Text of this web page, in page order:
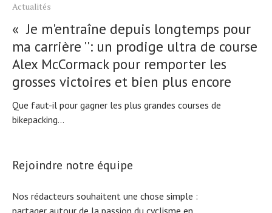
Actualités
« Je m'entraîne depuis longtemps pour
ma carrière '': un prodige ultra de course
Alex McCormack pour remporter les
grosses victoires et bien plus encore
Que faut-il pour gagner les plus grandes courses de
bikepacking...
Rejoindre notre équipe
Nos rédacteurs souhaitent une chose simple :